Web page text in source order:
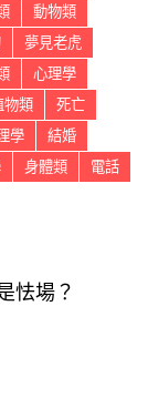
動物類
夢見老虎
心理學
物類
死亡
學
結婚
身體類
電話
怯場？